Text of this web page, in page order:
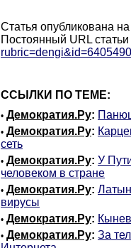
Статья опубликована
Постоянный URL статьи
ССЫЛКИ ПО ТЕМЕ:
• Демократия.Ру:
• Демократия.Ру:
сеть
• Демократия.Ру: У
человеком в стране
• Демократия.Ру:
вирусы
• Демократия.Ру:
• Демократия.Ру: За